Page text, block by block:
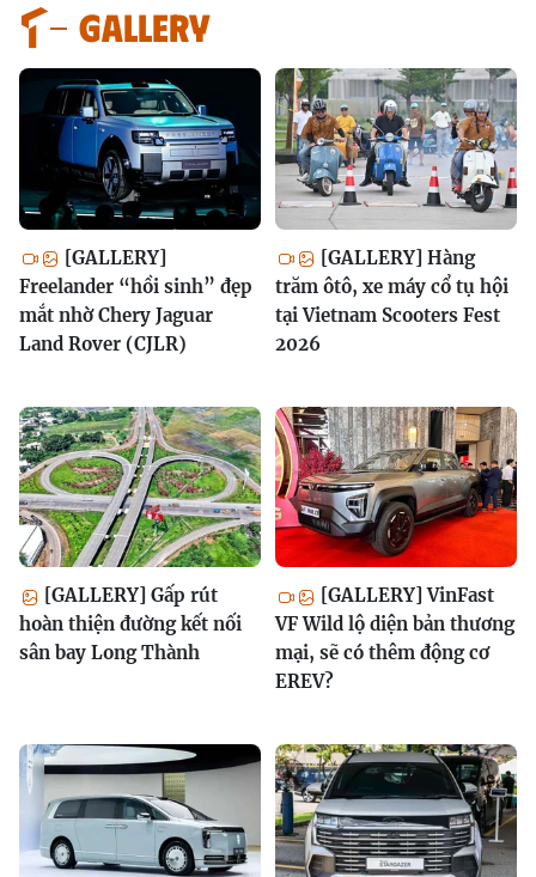
GALLERY
[GALLERY]
Freelander “hồi sinh” đẹp
mắt nhờ Chery Jaguar
Land Rover (CJLR)
[GALLERY] Hàng
trăm ôtô, xe máy cổ tụ hội
tại Vietnam Scooters Fest
2026
[GALLERY] Gấp rút
hoàn thiện đường kết nối
sân bay Long Thành
[GALLERY] VinFast
VF Wild lộ diện bản thương
mại, sẽ có thêm động cơ
EREV?